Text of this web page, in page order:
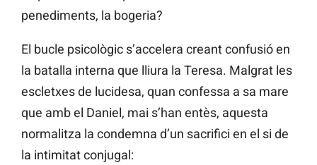
penediments, la bogeria?
El bucle psicològic s’accelera creant confusió en
la batalla interna que lliura la Teresa. Malgrat les
escletxes de lucidesa, quan confessa a sa mare
que amb el Daniel, mai s’han entès, aquesta
normalitza la condemna d’un sacrifici en el si de
la intimitat conjugal: